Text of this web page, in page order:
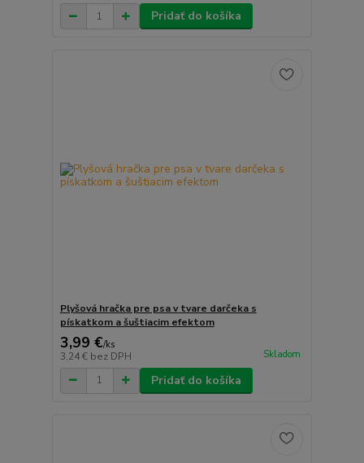
Pridať do košíka
Plyšová hračka pre psa v tvare darčeka s
pískatkom a šuštiacim efektom
3,99 €/ks
3,24 € bez DPH Skladom
Pridať do košíka